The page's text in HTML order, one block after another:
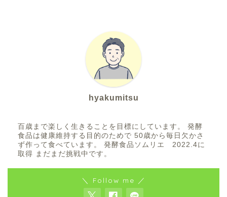
hyakumitsu
百歳まで楽しく生きることを目標にしています。 発酵
食品は健康維持する目的のためで 50歳から毎日欠かさ
ず作って食べています。 発酵食品ソムリエ 2022.4に
取得 まだまだ挑戦中です。
＼ Follow me ／